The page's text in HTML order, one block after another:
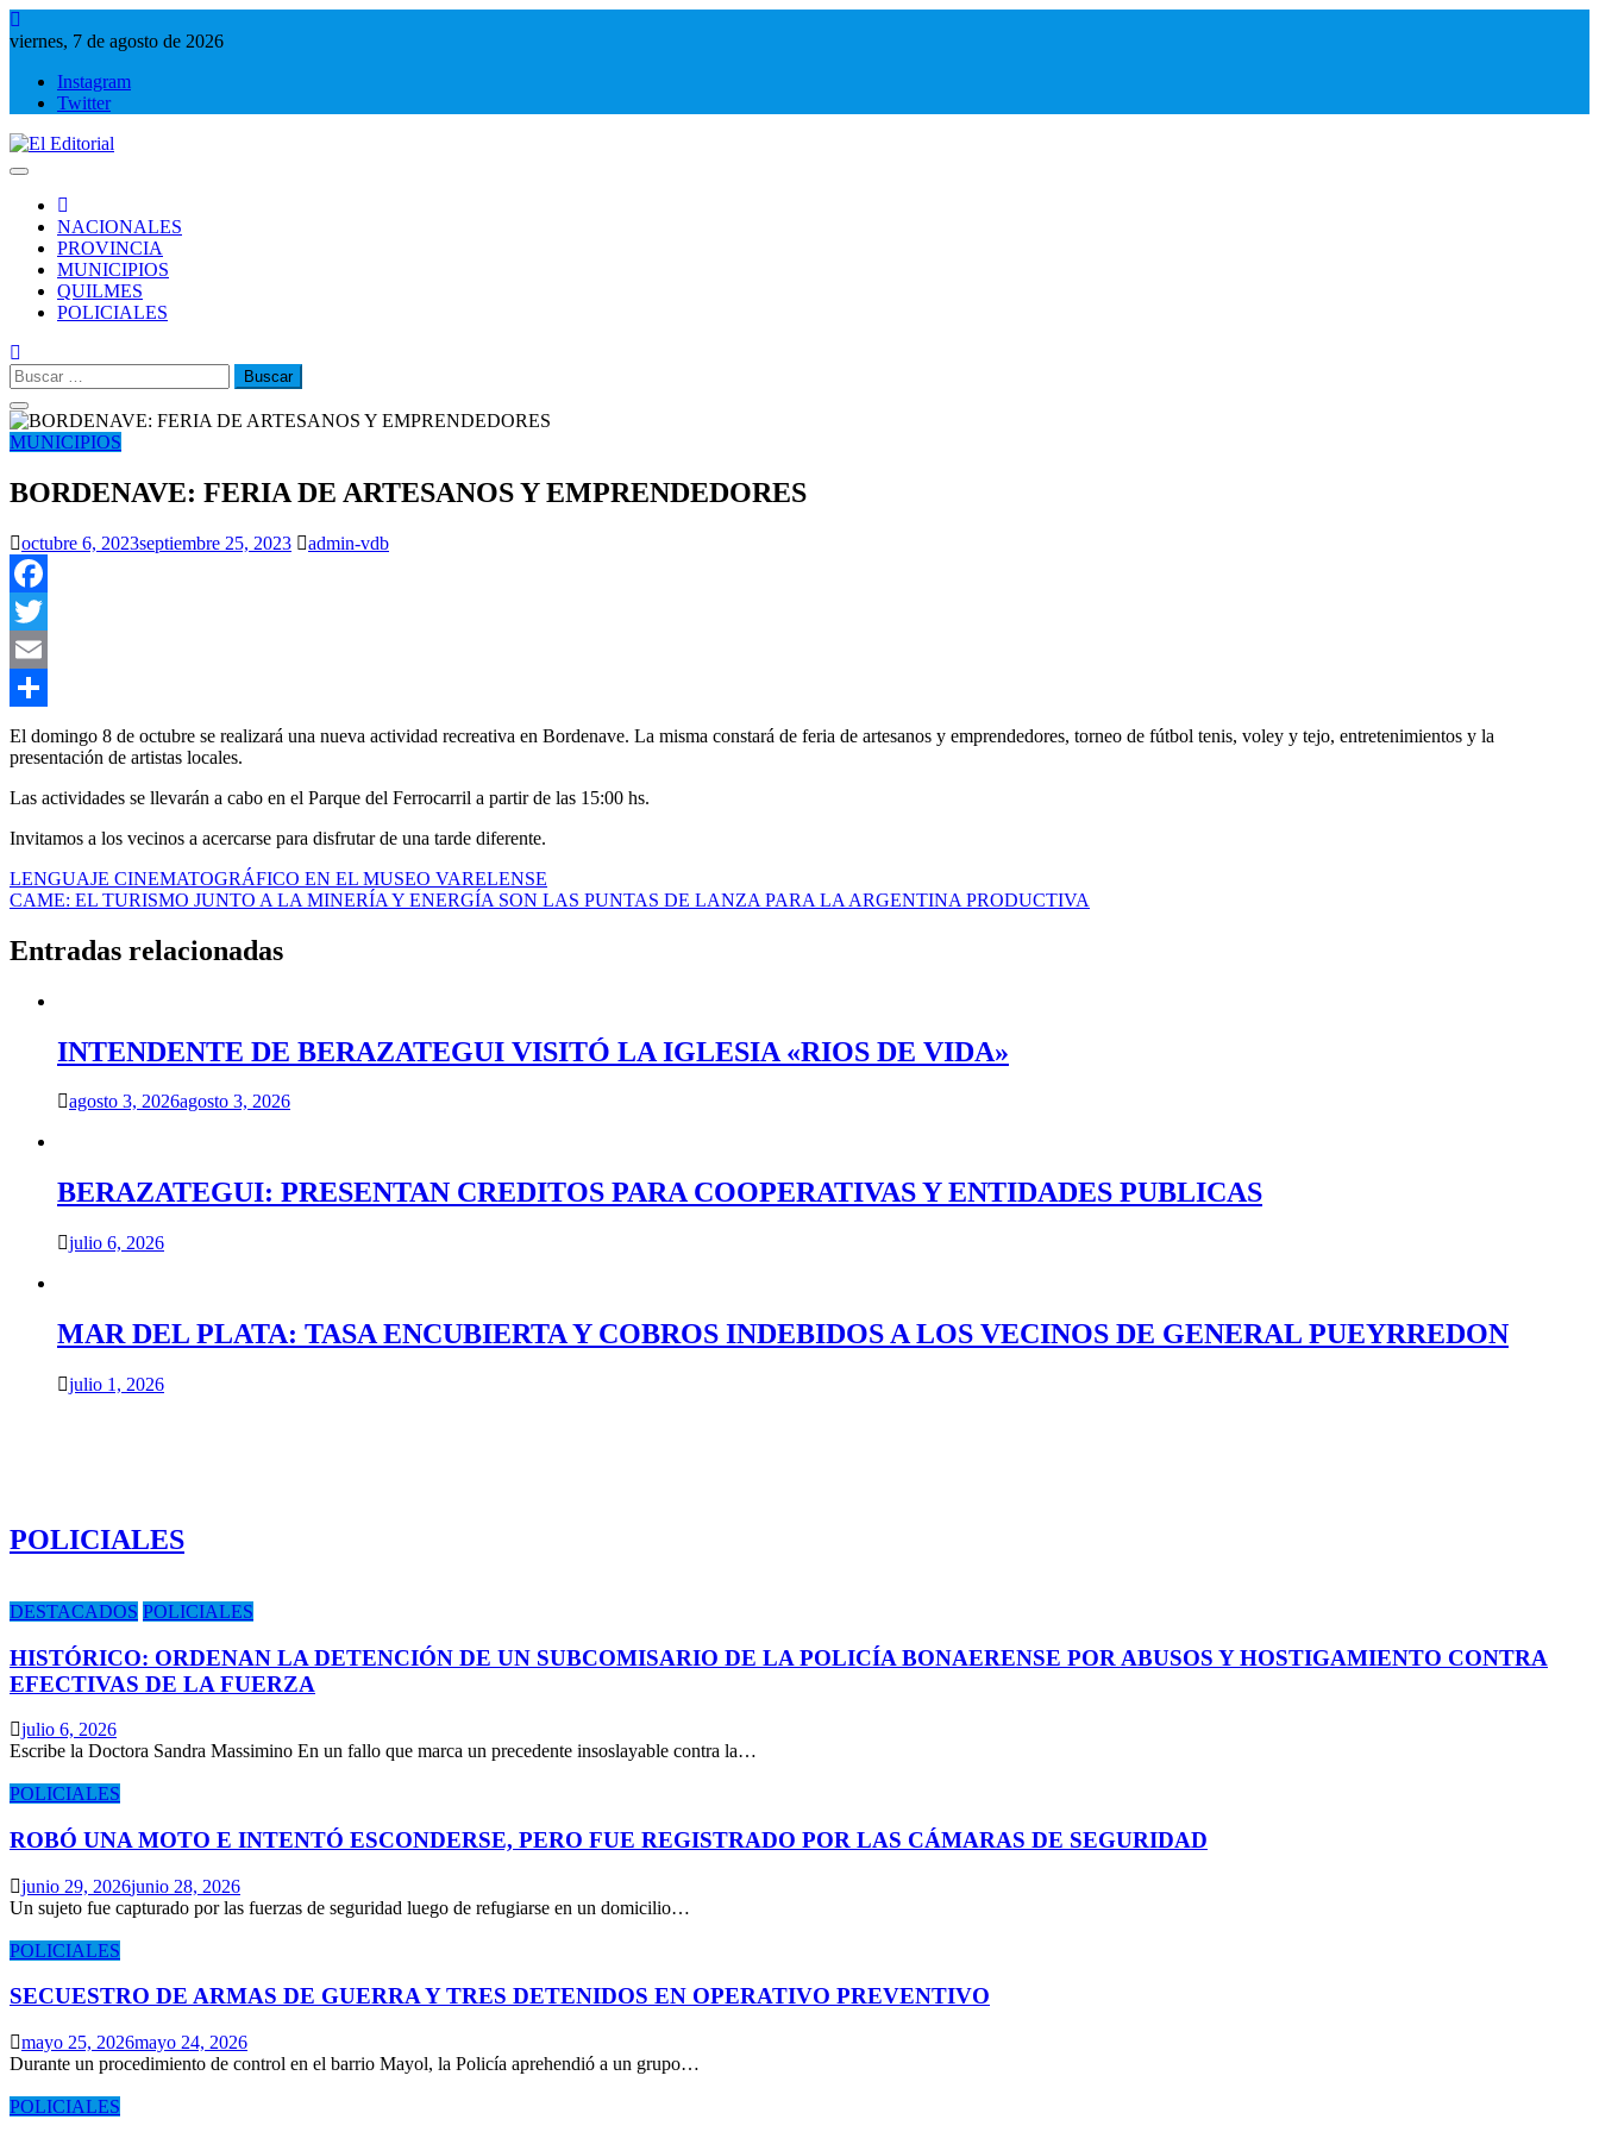
Saltar
al
viernes, 7 de agosto de 2026
Instagram
Twitter
NACIONALES
PROVINCIA
MUNICIPIOS
QUILMES
POLICIALES
Buscar:
MUNICIPIOS
BORDENAVE: FERIA DE ARTESANOS Y EMPRENDEDORES
octubre 6, 2023septiembre 25, 2023 admin-vdb
Facebook
Twitter
Email
Compartir
El domingo 8 de octubre se realizará una nueva actividad recreativa en Bordenave. La misma constará de feria de artesanos y emprendedores, torneo de fútbol tenis, voley y tejo, entretenimientos y la
presentación de artistas locales.
Las actividades se llevarán a cabo en el Parque del Ferrocarril a partir de las 15:00 hs.
Invitamos a los vecinos a acercarse para disfrutar de una tarde diferente.
Navegación
de
entradas
LENGUAJE CINEMATOGRÁFICO EN EL MUSEO VARELENSE
CAME: EL TURISMO JUNTO A LA MINERÍA Y ENERGÍA SON LAS PUNTAS DE LANZA PARA LA ARGENTINA PRODUCTIVA
Entradas relacionadas
INTENDENTE DE BERAZATEGUI VISITÓ LA IGLESIA «RIOS DE VIDA»
agosto 3, 2026agosto 3, 2026
BERAZATEGUI: PRESENTAN CREDITOS PARA COOPERATIVAS Y ENTIDADES PUBLICAS
julio 6, 2026
MAR DEL PLATA: TASA ENCUBIERTA Y COBROS INDEBIDOS A LOS VECINOS DE GENERAL PUEYRREDON
julio 1, 2026
POLICIALES
DESTACADOS POLICIALES
HISTÓRICO: ORDENAN LA DETENCIÓN DE UN SUBCOMISARIO DE LA POLICÍA BONAERENSE POR ABUSOS Y HOSTIGAMIENTO CONTRA
EFECTIVAS DE LA FUERZA
julio 6, 2026
Escribe la Doctora Sandra Massimino En un fallo que marca un precedente insoslayable contra la…
POLICIALES
ROBÓ UNA MOTO E INTENTÓ ESCONDERSE, PERO FUE REGISTRADO POR LAS CÁMARAS DE SEGURIDAD
junio 29, 2026junio 28, 2026
Un sujeto fue capturado por las fuerzas de seguridad luego de refugiarse en un domicilio…
POLICIALES
SECUESTRO DE ARMAS DE GUERRA Y TRES DETENIDOS EN OPERATIVO PREVENTIVO
mayo 25, 2026mayo 24, 2026
Durante un procedimiento de control en el barrio Mayol, la Policía aprehendió a un grupo…
POLICIALES